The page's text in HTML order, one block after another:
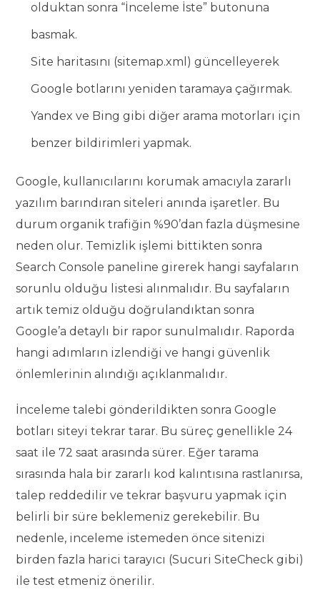
olduktan sonra “İnceleme İste” butonuna
basmak.
Site haritasını (sitemap.xml) güncelleyerek
Google botlarını yeniden taramaya çağırmak.
Yandex ve Bing gibi diğer arama motorları için
benzer bildirimleri yapmak.
Google, kullanıcılarını korumak amacıyla zararlı
yazılım barındıran siteleri anında işaretler. Bu
durum organik trafiğin %90’dan fazla düşmesine
neden olur. Temizlik işlemi bittikten sonra
Search Console paneline girerek hangi sayfaların
sorunlu olduğu listesi alınmalıdır. Bu sayfaların
artık temiz olduğu doğrulandıktan sonra
Google’a detaylı bir rapor sunulmalıdır. Raporda
hangi adımların izlendiği ve hangi güvenlik
önlemlerinin alındığı açıklanmalıdır.
İnceleme talebi gönderildikten sonra Google
botları siteyi tekrar tarar. Bu süreç genellikle 24
saat ile 72 saat arasında sürer. Eğer tarama
sırasında hala bir zararlı kod kalıntısına rastlanırsa,
talep reddedilir ve tekrar başvuru yapmak için
belirli bir süre beklemeniz gerekebilir. Bu
nedenle, inceleme istemeden önce sitenizi
birden fazla harici tarayıcı (Sucuri SiteCheck gibi)
ile test etmeniz önerilir.